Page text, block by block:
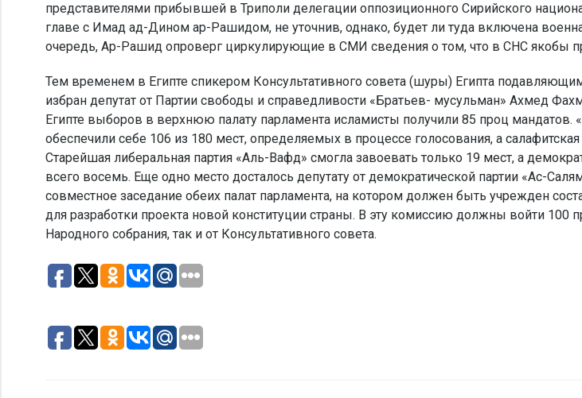
представителями прибывшей в Триполи делегации оппозиционного Сирийского
главе с Имад ад-Дином ар-Рашидом, не уточнив, однако, будет ли туда включена
очередь, Ар-Рашид опроверг циркулирующие в СМИ сведения о том, что в СНС якобы
Тем временем в Египте спикером Консультативного совета (шуры) Египта
избран депутат от Партии свободы и справедливости «Братьев- мусульман» Ахмед
Египте выборов в верхнюю палату парламента исламисты получили 85 проц мандатов.
обеспечили себе 106 из 180 мест, определяемых в процессе голосования, а
Старейшая либеральная партия «Аль-Вафд» смогла завоевать только 19 мест, а
всего восемь. Еще одно место досталось депутату от демократической партии «Ас-
совместное заседание обеих палат парламента, на котором должен быть учрежден
для разработки проекта новой конституции страны. В эту комиссию должны войти 100
Народного собрания, так и от Консультативного совета.